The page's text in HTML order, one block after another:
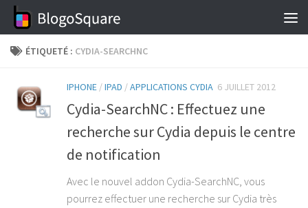
Skip to content
ÉTIQUETÉ : CYDIA-SEARCHNC
IPHONE /IPAD /APPLICATIONS CYDIA 6 JUILLET 2012
Cydia-SearchNC : Effectuez une
recherche sur Cydia depuis le centre
de notification
Avec le nouvel addon Cydia-SearchNC, vous
pourrez effectuer une recherche sur Cydia très